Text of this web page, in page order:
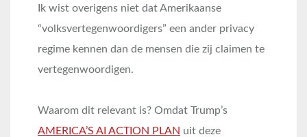
Ik wist overigens niet dat Amerikaanse
“volksvertegenwoordigers” een ander privacy
regime kennen dan de mensen die zij claimen te
vertegenwoordigen.
Waarom dit relevant is? Omdat Trump’s
AMERICA’S AI ACTION PLAN uit deze